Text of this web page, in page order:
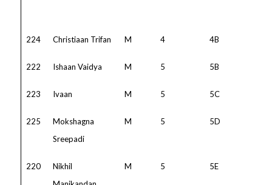
224 Christiaan Trifan M 4 4B
222 Ishaan Vaidya M 5 5B
223 Ivaan M 5 5C
225
Mokshagna
Sreepadi
M 5 5D
220
Nikhil
M 5 5E